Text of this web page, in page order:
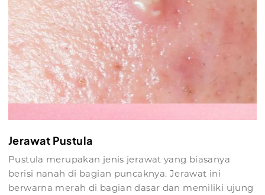
Jerawat Pustula
Pustula merupakan jenis jerawat yang biasanya
berisi nanah di bagian puncaknya. Jerawat ini
berwarna merah di bagian dasar dan memiliki ujung